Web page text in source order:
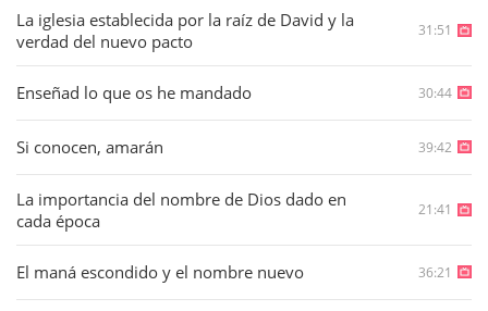
La iglesia establecida por la raíz de David y la
verdad del nuevo pacto
31:51
Enseñad lo que os he mandado 30:44
Si conocen, amarán 39:42
La importancia del nombre de Dios dado en
cada época
21:41
El maná escondido y el nombre nuevo 36:21